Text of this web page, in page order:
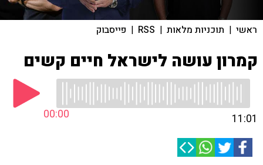
ראשי | תוכניות מלאות |
RSS
| פייסבוק
קמרון עושה לישראל חיים קשים
00:00 11:01